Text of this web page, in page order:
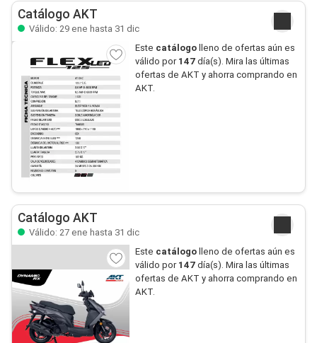
Catálogo AKT
Válido: 29 ene hasta 31 dic
Este catálogolleno de ofertas aún es
válido por 147día(s). Mira las últimas
ofertas de AKT y ahorra comprando en
AKT.
Catálogo AKT
Válido: 27 ene hasta 31 dic
Este catálogolleno de ofertas aún es
válido por 147día(s). Mira las últimas
ofertas de AKT y ahorra comprando en
AKT.